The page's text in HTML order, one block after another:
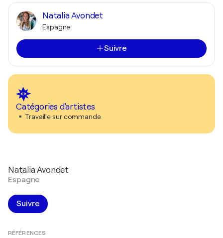
Natalia Avondet
Espagne
Suivre
Catégories d'artistes
Travaille sur commande
Natalia Avondet
Espagne
Suivre
RÉFÉRENCES